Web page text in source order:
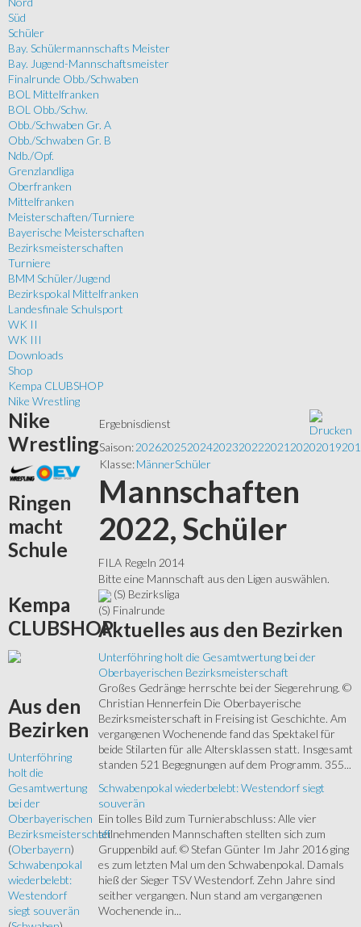
Süd
Schüler
Bay. Schülermannschafts Meister
Bay. Jugend-Mannschaftsmeister
Finalrunde Obb./Schwaben
BOL Mittelfranken
BOL Obb./Schw.
Obb./Schwaben Gr. A
Obb./Schwaben Gr. B
Ndb./Opf.
Grenzlandliga
Oberfranken
Mittelfranken
Meisterschaften/Turniere
Bayerische Meisterschaften
Bezirksmeisterschaften
Turniere
BMM Schüler/Jugend
Bezirkspokal Mittelfranken
Landesfinale Schulsport
WK II
WK III
Downloads
Shop
Kempa CLUBSHOP
Nike Wrestling
Ergebnisdienst
Saison:202620252024202320222021 20202019
Klasse:MännerSchüler
Mannschaften
2022, Schüler
FILA Regeln 2014
Bitte eine Mannschaft aus den Ligen auswählen.
(S) Bezirksliga
(S) Finalrunde
Aktuelles aus den Bezirken
Unterföhring holt die Gesamtwertung bei der
Oberbayerischen Bezirksmeisterschaft
Großes Gedränge herrschte bei der Siegerehrung. ©
Christian Hennerfein Die Oberbayerische
Bezirksmeisterschaft in Freising ist Geschichte. Am
vergangenen Wochenende fand das Spektakel für
beide Stilarten für alle Altersklassen statt. Insgesamt
standen 521 Begegnungen auf dem Programm. 355...
Schwabenpokal wiederbelebt: Westendorf siegt
souverän
Ein tolles Bild zum Turnierabschluss: Alle vier
teilnehmenden Mannschaften stellten sich zum
Gruppenbild auf. © Stefan Günter Im Jahr 2016 ging
es zum letzten Mal um den Schwabenpokal. Damals
hieß der Sieger TSV Westendorf. Zehn Jahre sind
seither vergangen. Nun stand am vergangenen
Wochenende in...
Nike
Wrestling
Ringen
macht
Schule
Kempa
CLUBSHOP
Aus den
Bezirken
Unterföhring
holt die
Gesamtwertung
bei der
Oberbayerischen
Bezirksmeisterschaft
(Oberbayern)
Schwabenpokal
wiederbelebt:
Westendorf
siegt souverän